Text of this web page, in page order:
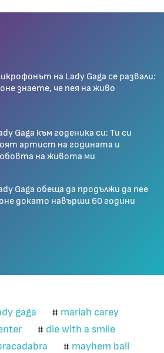
на Lady Gaga се развали:
знаете, че пея на живо
Gaga към годеника си: Ти си
артист на годината и
на живота ми
Gaga обеща да продължи да пее
докато навърши 60 години
gaga # mariah carey
# die with a smile
# mayhem ball